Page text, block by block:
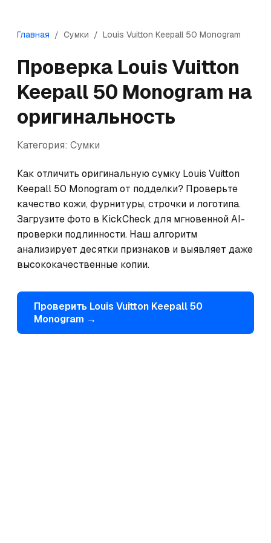
Главная / Сумки / Louis Vuitton Keepall 50 Monogram
Проверка Louis Vuitton
Keepall 50 Monogram на
оригинальность
Категория: Сумки
Как отличить оригинальную сумку Louis Vuitton
Keepall 50 Monogram от подделки? Проверьте
качество кожи, фурнитуры, строчки и логотипа.
Загрузите фото в KickCheck для мгновенной AI-
проверки подлинности. Наш алгоритм
анализирует десятки признаков и выявляет даже
высококачественные копии.
Проверить Louis Vuitton Keepall 50
Monogram →